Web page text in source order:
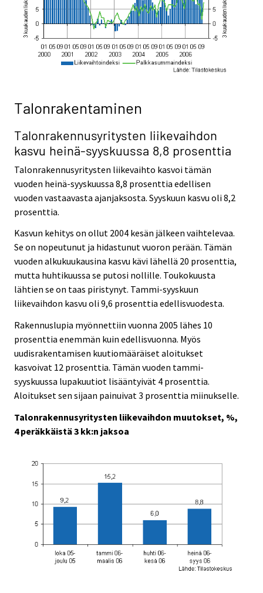
Talonrakentaminen
Talonrakennusyritysten liikevaihdon
kasvu heinä-syyskuussa 8,8 prosenttia
Talonrakennusyritysten liikevaihto kasvoi tämän
vuoden heinä-syyskuussa 8,8 prosenttia edellisen
vuoden vastaavasta ajanjaksosta. Syyskuun kasvu oli 8,2
prosenttia.
Kasvun kehitys on ollut 2004 kesän jälkeen vaihtelevaa.
Se on nopeutunut ja hidastunut vuoron perään. Tämän
vuoden alkukuukausina kasvu kävi lähellä 20 prosenttia,
mutta huhtikuussa se putosi nollille. Toukokuusta
lähtien se on taas piristynyt. Tammi-syyskuun
liikevaihdon kasvu oli 9,6 prosenttia edellisvuodesta.
Rakennuslupia myönnettiin vuonna 2005 lähes 10
prosenttia enemmän kuin edellisvuonna. Myös
uudisrakentamisen kuutiomääräiset aloitukset
kasvoivat 12 prosenttia. Tämän vuoden tammi-
syyskuussa lupakuutiot lisääntyivät 4 prosenttia.
Aloitukset sen sijaan painuivat 3 prosenttia miinukselle.
Talonrakennusyritysten liikevaihdon muutokset, %,
4 peräkkäistä 3 kk:n jaksoa